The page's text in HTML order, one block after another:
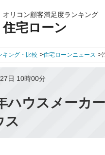
オリコン顧客満足度ランキング
住宅ローン
キング・比較 >住宅ローンニュース >
日 10時00分
ハウスメーカ
ス